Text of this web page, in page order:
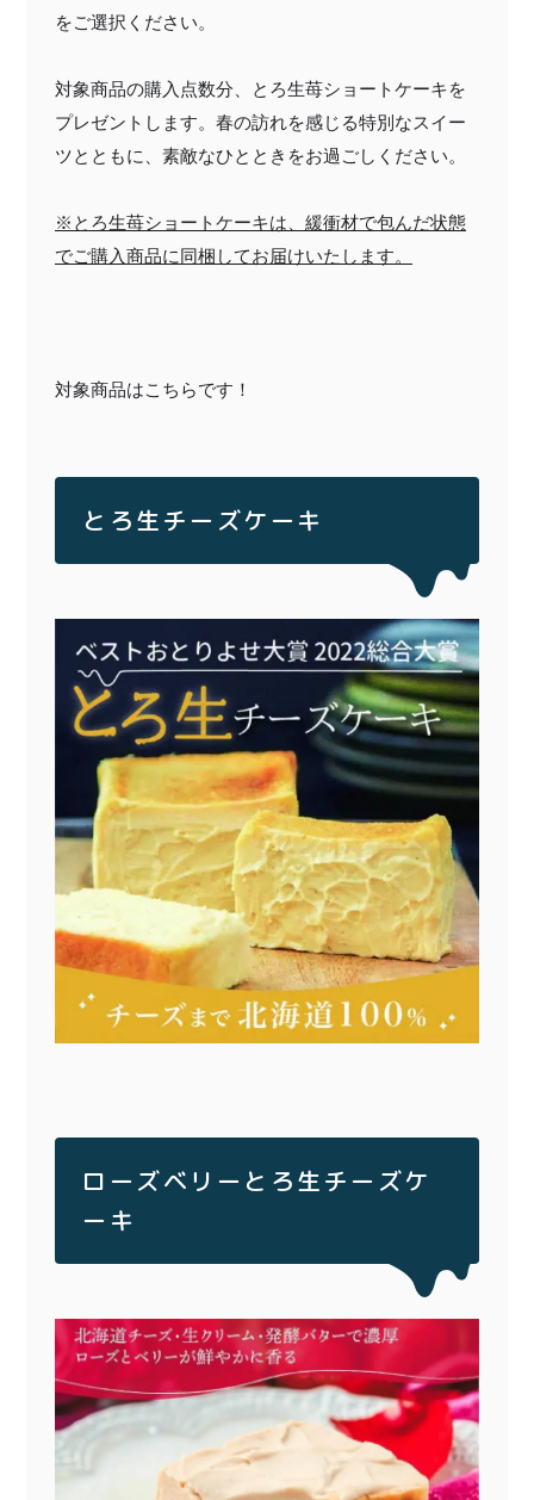
をご選択ください。
対象商品の購入点数分、とろ生苺ショートケーキを
プレゼントします。春の訪れを感じる特別なスイー
ツとともに、素敵なひとときをお過ごしください。
※とろ生苺ショートケーキは、緩衝材で包んだ状態
でご購入商品に同梱してお届けいたします。
対象商品はこちらです！
とろ生チーズケーキ
ローズベリーとろ生チーズケ
ーキ